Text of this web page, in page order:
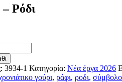
Ρόδι
3934-1 Κατηγορία: Νέα έργα 2026
γούρι, ράφι, ροδι, σύμβολο